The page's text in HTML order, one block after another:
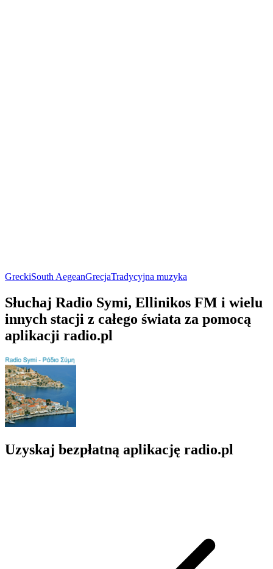
GreckiSouth AegeanGrecjaTradycyjna muzyka
Słuchaj Radio Symi, Ellinikos FM i wielu
innych stacji z całego świata za pomocą
aplikacji radio.pl
Uzyskaj bezpłatną aplikację radio.pl